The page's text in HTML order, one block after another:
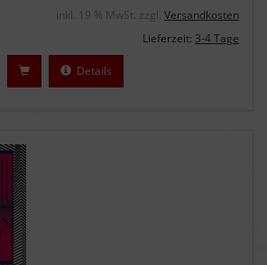
inkl. 19 % MwSt. zzgl. Versandkosten
Lieferzeit: 3-4 Tage
Details